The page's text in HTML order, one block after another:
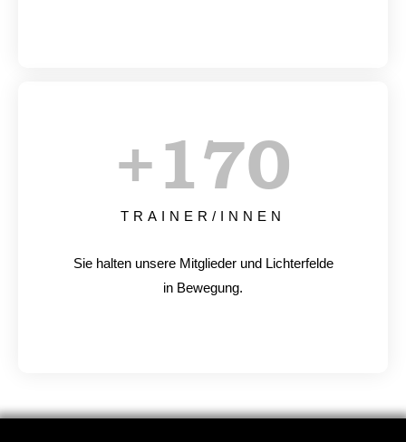
TRAINER/INNEN
+170
Sie halten unsere Mitglieder und Lichterfelde
in Bewegung.